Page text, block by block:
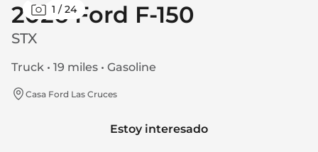
1 /24
2026 Ford F-150
STX
Truck • 19 miles • Gasoline
Casa Ford Las Cruces
Estoy interesado